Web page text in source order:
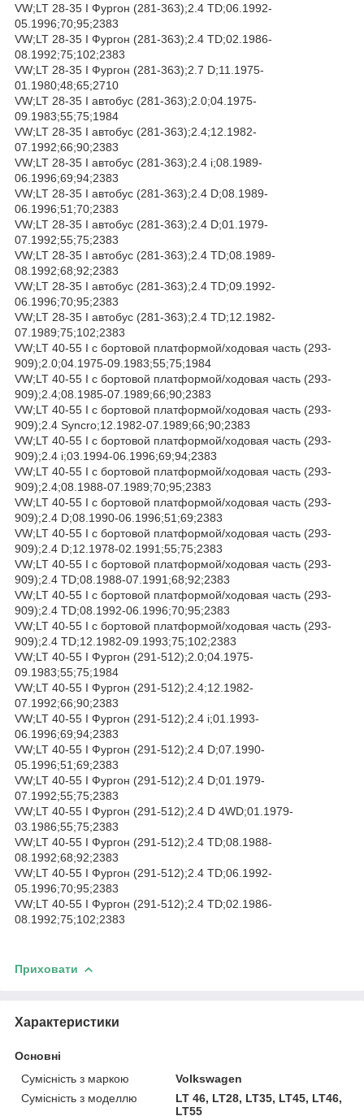
VW;LT 28-35 I Фургон (281-363);2.4 TD;06.1992-
05.1996;70;95;2383
VW;LT 28-35 I Фургон (281-363);2.4 TD;02.1986-
08.1992;75;102;2383
VW;LT 28-35 I Фургон (281-363);2.7 D;11.1975-
01.1980;48;65;2710
VW;LT 28-35 I автобус (281-363);2.0;04.1975-
09.1983;55;75;1984
VW;LT 28-35 I автобус (281-363);2.4;12.1982-
07.1992;66;90;2383
VW;LT 28-35 I автобус (281-363);2.4 i;08.1989-
06.1996;69;94;2383
VW;LT 28-35 I автобус (281-363);2.4 D;08.1989-
06.1996;51;70;2383
VW;LT 28-35 I автобус (281-363);2.4 D;01.1979-
07.1992;55;75;2383
VW;LT 28-35 I автобус (281-363);2.4 TD;08.1989-
08.1992;68;92;2383
VW;LT 28-35 I автобус (281-363);2.4 TD;09.1992-
06.1996;70;95;2383
VW;LT 28-35 I автобус (281-363);2.4 TD;12.1982-
07.1989;75;102;2383
VW;LT 40-55 I c бортовой платформой/ходовая часть (293-
909);2.0;04.1975-09.1983;55;75;1984
VW;LT 40-55 I c бортовой платформой/ходовая часть (293-
909);2.4;08.1985-07.1989;66;90;2383
VW;LT 40-55 I c бортовой платформой/ходовая часть (293-
909);2.4 Syncro;12.1982-07.1989;66;90;2383
VW;LT 40-55 I c бортовой платформой/ходовая часть (293-
909);2.4 i;03.1994-06.1996;69;94;2383
VW;LT 40-55 I c бортовой платформой/ходовая часть (293-
909);2.4;08.1988-07.1989;70;95;2383
VW;LT 40-55 I c бортовой платформой/ходовая часть (293-
909);2.4 D;08.1990-06.1996;51;69;2383
VW;LT 40-55 I c бортовой платформой/ходовая часть (293-
909);2.4 D;12.1978-02.1991;55;75;2383
VW;LT 40-55 I c бортовой платформой/ходовая часть (293-
909);2.4 TD;08.1988-07.1991;68;92;2383
VW;LT 40-55 I c бортовой платформой/ходовая часть (293-
909);2.4 TD;08.1992-06.1996;70;95;2383
VW;LT 40-55 I c бортовой платформой/ходовая часть (293-
909);2.4 TD;12.1982-09.1993;75;102;2383
VW;LT 40-55 I Фургон (291-512);2.0;04.1975-
09.1983;55;75;1984
VW;LT 40-55 I Фургон (291-512);2.4;12.1982-
07.1992;66;90;2383
VW;LT 40-55 I Фургон (291-512);2.4 i;01.1993-
06.1996;69;94;2383
VW;LT 40-55 I Фургон (291-512);2.4 D;07.1990-
05.1996;51;69;2383
VW;LT 40-55 I Фургон (291-512);2.4 D;01.1979-
07.1992;55;75;2383
VW;LT 40-55 I Фургон (291-512);2.4 D 4WD;01.1979-
03.1986;55;75;2383
VW;LT 40-55 I Фургон (291-512);2.4 TD;08.1988-
08.1992;68;92;2383
VW;LT 40-55 I Фургон (291-512);2.4 TD;06.1992-
05.1996;70;95;2383
VW;LT 40-55 I Фургон (291-512);2.4 TD;02.1986-
08.1992;75;102;2383
Приховати
Характеристики
Основні
Сумісність з маркою
Volkswagen
Сумісність з моделлю
LT 46, LT28, LT35, LT45, LT46,
LT55